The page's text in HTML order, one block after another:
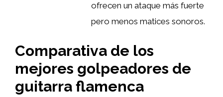
ofrecen un ataque más fuerte
pero menos matices sonoros.
Comparativa de los
mejores golpeadores de
guitarra flamenca